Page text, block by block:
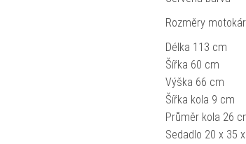
Rozměry
Délka 113 cm
Šířka 60 cm
Výška 66 cm
Šířka kola 9 cm
Průměr kola 26
Sedadlo 20 x 35